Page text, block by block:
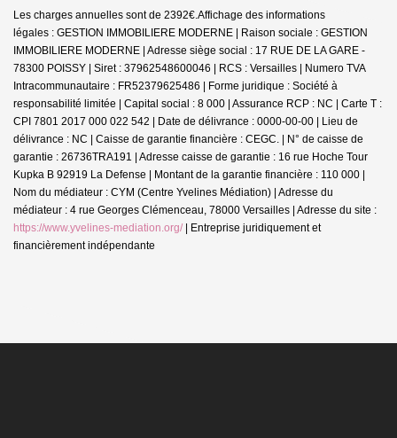
Les charges annuelles sont de 2392€. Affichage des informations
légales : GESTION IMMOBILIERE MODERNE | Raison sociale : GESTION
IMMOBILIERE MODERNE | Adresse siège social : 17 RUE DE LA GARE -
78300 POISSY | Siret : 37962548600046 | RCS : Versailles | Numero TVA
Intracommunautaire : FR52379625486 | Forme juridique : Société à
responsabilité limitée | Capital social : 8 000 | Assurance RCP : NC | Carte T :
CPI 7801 2017 000 022 542 | Date de délivrance : 0000-00-00 | Lieu de
délivrance : NC | Caisse de garantie financière : CEGC. | N° de caisse de
garantie : 26736TRA191 | Adresse caisse de garantie : 16 rue Hoche Tour
Kupka B 92919 La Defense | Montant de la garantie financière : 110 000 |
Nom du médiateur : CYM (Centre Yvelines Médiation) | Adresse du
médiateur : 4 rue Georges Clémenceau, 78000 Versailles | Adresse du site :
https://www.yvelines-mediation.org/| Entreprise juridiquement et
financièrement indépendante